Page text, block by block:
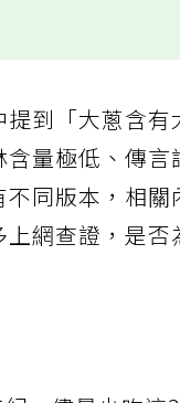
到「大蔥含有
量極低、傳
同版本，相
網查證，是